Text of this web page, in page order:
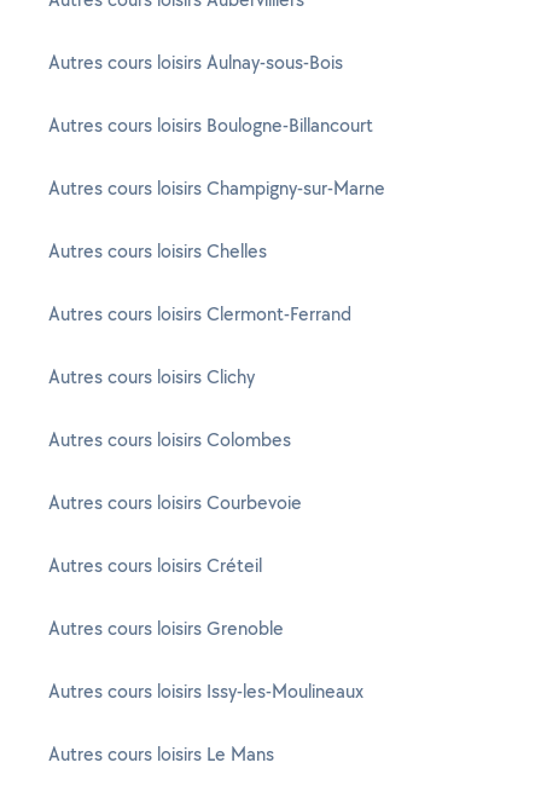
Autres cours loisirs Aulnay-sous-Bois
Autres cours loisirs Boulogne-Billancourt
Autres cours loisirs Champigny-sur-Marne
Autres cours loisirs Chelles
Autres cours loisirs Clermont-Ferrand
Autres cours loisirs Clichy
Autres cours loisirs Colombes
Autres cours loisirs Courbevoie
Autres cours loisirs Créteil
Autres cours loisirs Grenoble
Autres cours loisirs Issy-les-Moulineaux
Autres cours loisirs Le Mans